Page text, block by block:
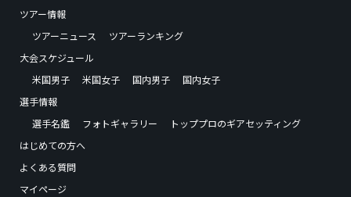
ツアー情報
ツアーニュース
ツアーランキング
大会スケジュール
米国男子
米国女子 国内男子
国内女子
選手情報
選手名鑑
フォトギャラリー
トッププロのギアセッティング
はじめての方へ
よくある質問
マイページ